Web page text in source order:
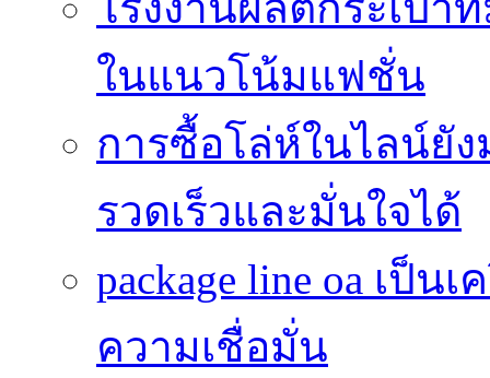
ในแนวโน้มแฟชั่น
การซื้อโล่ห์ในไลน์ยั
รวดเร็วและมั่นใจได้
package line oa เป็น
ความเชื่อมั่น